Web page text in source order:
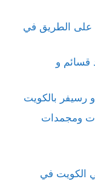
على الطريق في
قسائم و
رسيفر بالكويت
ومجمدات
الكويت في